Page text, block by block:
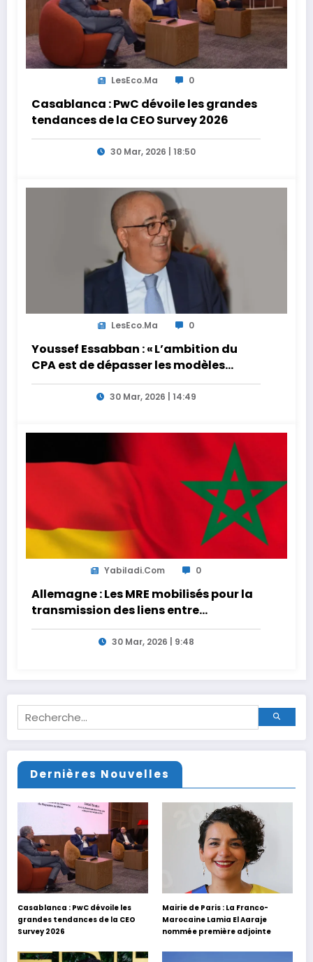
LesEco.ma 0
Casablanca : PwC dévoile les grandes
tendances de la CEO Survey 2026
30 Mar, 2026 | 18:50
LesEco.ma 0
Youssef Essabban : « L’ambition du
CPA est de dépasser les modèles
traditionnels et académiques de
formation en s’appuyant sur le
30 Mar, 2026 | 14:49
Yabiladi.com 0
Allemagne : Les MRE mobilisés pour la
transmission des liens entre
générations
30 Mar, 2026 | 9:48
Dernières Nouvelles
Casablanca : PwC dévoile les
grandes tendances de la CEO
Survey 2026
Mairie de Paris : La Franco-
Marocaine Lamia El Aaraje
nommée première adjointe